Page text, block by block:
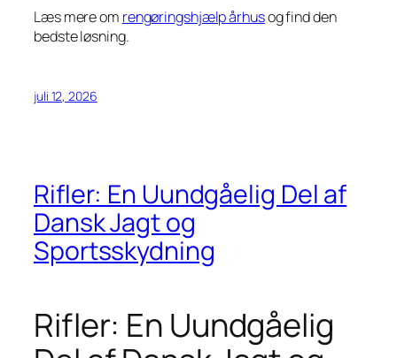
Læs mere om rengøringshjælp århusog find den
bedste løsning.
juli 12, 2026
Rifler: En Uundgåelig Del af
Dansk Jagt og
Sportsskydning
Rifler: En Uundgåelig